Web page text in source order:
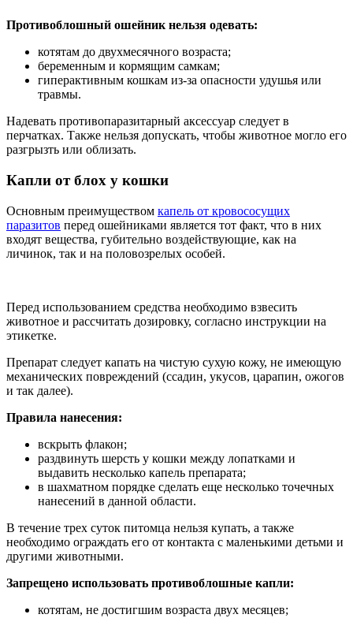
Противоблошный ошейник нельзя одевать:
котятам до двухмесячного возраста;
беременным и кормящим самкам;
гиперактивным кошкам из-за опасности удушья или
травмы.
Надевать противопаразитарный аксессуар следует в
перчатках. Также нельзя допускать, чтобы животное могло его
разгрызть или облизать.
Капли от блох у кошки
Основным преимуществом капель от кровососущих
паразитов перед ошейниками является тот факт, что в них
входят вещества, губительно воздействующие, как на
личинок, так и на половозрелых особей.
Перед использованием средства необходимо взвесить
животное и рассчитать дозировку, согласно инструкции на
этикетке.
Препарат следует капать на чистую сухую кожу, не имеющую
механических повреждений (ссадин, укусов, царапин, ожогов
и так далее).
Правила нанесения:
вскрыть флакон;
раздвинуть шерсть у кошки между лопатками и
выдавить несколько капель препарата;
в шахматном порядке сделать еще несколько точечных
нанесений в данной области.
В течение трех суток питомца нельзя купать, а также
необходимо ограждать его от контакта с маленькими детьми и
другими животными.
Запрещено использовать противоблошные капли:
котятам, не достигшим возраста двух месяцев;